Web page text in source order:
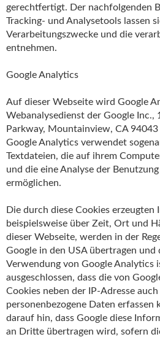
gerechtfertigt. Der nachfolgenden
Tracking- und Analysetools lassen
Verarbeitungszwecke und die
entnehmen.
Google Analytics
Auf dieser Webseite wird Google
Webanalysedienst der Google Inc.,
Parkway, Mountainview, CA 94043
Google Analytics verwendet
Textdateien, die auf ihrem
und die eine Analyse der
ermöglichen.
Die durch diese Cookies erzeugten
beispielsweise über Zeit, Ort und
dieser Webseite, werden in der
Google in den USA übertragen
Verwendung von Google Analytics
ausgeschlossen, dass die von
Cookies neben der IP-Adresse
personenbezogene Daten erfassen
darauf hin, dass Google diese
an Dritte übertragen wird, sofern